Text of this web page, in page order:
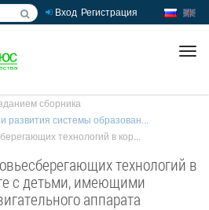
Вход Регистрация
сборника
развития системы образован...
технологий в кор...
технологий в
с детьми, имеющими
аппарата